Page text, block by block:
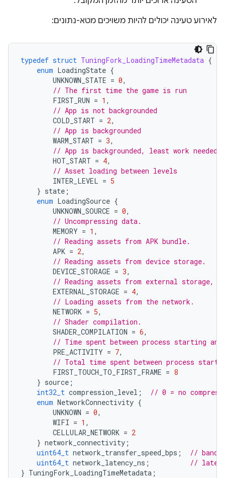
לאירוע טעינה יכולים להיות משויכים מטא-נתונים:
typedef struct TuningFork_LoadingTimeMetadata {
enum LoadingState {
UNKNOWN_STATE = 0,
// The first time the game is run
FIRST_RUN = 1 ,
// App is not backgrounded
COLD_START = 2,
// App is backgrounded
WARM_START = 3,
// App is backgrounded, least work needed
HOT_START = 4,
// Asset loading between levels
INTER_LEVEL = 5
} state ;
enum LoadingSource {
UNKNOWN_SOURCE = 0,
// Uncompressing data.
MEMORY = 1 ,
// Reading assets from APK bundle.
APK = 2,
// Reading assets from device storage.
DEVICE_STORAGE = 3,
// Reading assets from external storage,
EXTERNAL_STORAGE = 4,
// Loading assets from the network.
NETWORK = 5,
// Shader compilation.
SHADER_COMPILATION = 6,
// Time spent between process starting and
PRE_ACTIVITY = 7,
// Total time spent between process
FIRST_TOUCH_TO_FIRST_FRAME = 8
} source ;
int32_t compression_level ;
// 0 = no
enum NetworkConnectivity {
UNKNOWN = 0,
WIFI = 1 ,
CELLULAR_NETWORK = 2
} network_connectivity ;
uint64_t network_transfer_speed_bps ;
//
uint64_t network_latency_ns ;
//
} TuningFork_LoadingTimeMetadata ;